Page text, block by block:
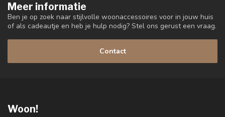
Meer informatie
Ben je op zoek naar stijlvolle woonaccessoires voor in jouw huis
of als cadeautje en heb je hulp nodig? Stel ons gerust een vraag.
Contact
Woon!